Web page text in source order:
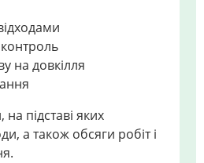
на довкілля
підставі яких
а також обсяги робіт і